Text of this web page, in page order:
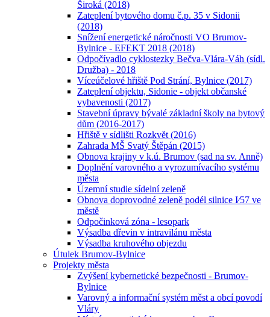
Široká (2018)
Zateplení bytového domu č.p. 35 v Sidonii
(2018)
Snížení energetické náročnosti VO Brumov-
Bylnice - EFEKT 2018 (2018)
Odpočívadlo cyklostezky Bečva-Vlára-Váh (sídl.
Družba) - 2018
Víceúčelové hřiště Pod Strání, Bylnice (2017)
Zateplení objektu, Sidonie - objekt občanské
vybavenosti (2017)
Stavební úpravy bývalé základní školy na bytový
dům (2016-2017)
Hřiště v sídlišti Rozkvět (2016)
Zahrada MŠ Svatý Štěpán (2015)
Obnova krajiny v k.ú. Brumov (sad na sv. Anně)
Doplnění varovného a vyrozumívacího systému
města
Územní studie sídelní zeleně
Obnova doprovodné zeleně podél silnice I⁄57 ve
městě
Odpočinková zóna - lesopark
Výsadba dřevin v intravilánu města
Výsadba kruhového objezdu
Útulek Brumov-Bylnice
Projekty města
Zvýšení kybernetické bezpečnosti - Brumov-
Bylnice
Varovný a informační systém měst a obcí povodí
Vláry